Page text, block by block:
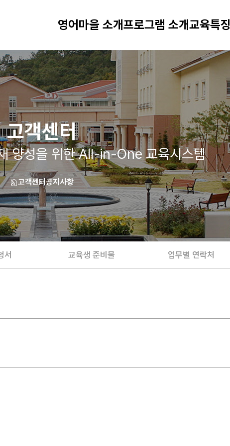
영어마을 소개프로그램 소개교육특징
고객센터
양성을 위한 All-in-One 교육시스템
고객센터공지사항
서 교육생 준비물 업무별 연락처